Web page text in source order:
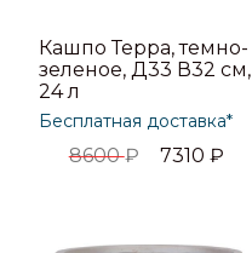
Кашпо Терра, темно-
зеленое, Д33 В32 см,
24 л
Бесплатная доставка*
8600₽ 7310 ₽